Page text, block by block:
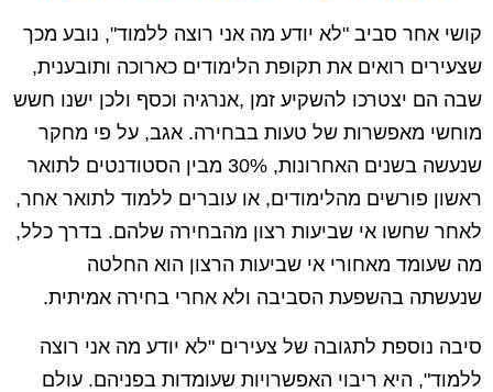
קושי אחר סביב "לא יודע מה אני רוצה ללמוד", נובע מכך
שצעירים רואים את תקופת הלימודים כארוכה ותובענית,
שבה הם יצטרכו להשקיע זמן ,אנרגיה וכסף ולכן ישנו חשש
מוחשי מאפשרות של טעות בבחירה. אגב, על פי מחקר
שנעשה בשנים האחרונות, 30% מבין הסטודנטים לתואר
ראשון פורשים מהלימודים, או עוברים ללמוד לתואר אחר,
לאחר שחשו אי שביעות רצון מהבחירה שלהם. בדרך כלל,
מה שעומד מאחורי אי שביעות הרצון הוא החלטה
שנעשתה בהשפעת הסביבה ולא אחרי בחירה אמיתית.
סיבה נוספת לתגובה של צעירים "לא יודע מה אני רוצה
ללמוד", היא ריבוי האפשרויות שעומדות בפניהם. עולם